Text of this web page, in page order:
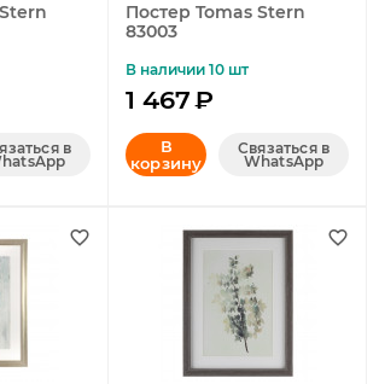
в
Постер Tomas Stern
83003
В наличии 10 шт
1 467₽
В
корзину
Связаться в
WhatsApp